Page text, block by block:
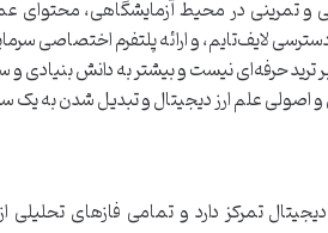
تمرینی در محیط آزمایشگاهی، محتوای
لایف‌تایم، و ارائه پلتفرم اختصاصی
حرفه‌ای نیست و بیشتر به دانش بنیادی و
اصولی علم ارز دیجیتال و تبدیل شدن به یک
تمرکز دارد و تمامی فازهای